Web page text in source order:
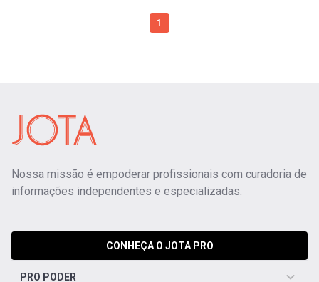
1
Nossa missão é empoderar profissionais com curadoria de
informações independentes e especializadas.
CONHEÇA O JOTA PRO
PRO PODER